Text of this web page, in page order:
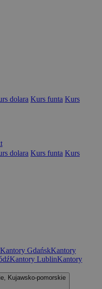
dolara Kurs funta Kurs
dolara Kurs funta Kurs
Kantory GdańskKantory
Kantory LublinKantory
Kujawsko-pomorskie